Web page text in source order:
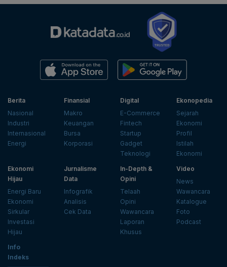
Berita
Nasional
Industri
Internasional
Energi
Finansial
Makro
Keuangan
Bursa
Korporasi
Digital
E-Commerce
Fintech
Startup
Gadget
Teknologi
Ekonopedia
Sejarah
Ekonomi
Profil
Istilah
Ekonomi
Ekonomi
Hijau
Energi Baru
Ekonomi
Sirkular
Investasi
Hijau
Jurnalisme
Data
Infografik
Analisis
Cek Data
In-Depth &
Opini
Telaah
Opini
Wawancara
Laporan
Khusus
Video
News
Wawancara
Katalogue
Foto
Podcast
Info
Indeks